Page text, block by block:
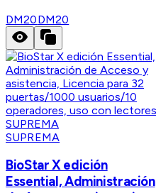
DM20DM20
SUPREMA
BioStar X edición
Essential, Administración